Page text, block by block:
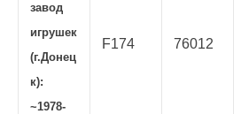
завод
игрушек
(г.Донец
к):
~1978-
F174 76012